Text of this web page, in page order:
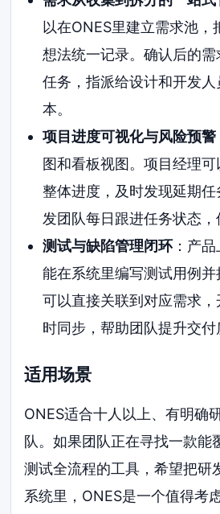
以在ONES里建立需求池，
想法统一记录。确认后的
任务，指派给设计和开发
本。
项目进度可视化与风险预警
图和看板视图。项目经理
整体进度，及时发现延期
发团队每日跟进任务状态，
测试与缺陷管理闭环：产品
能在系统里编写测试用例
可以直接关联到对应需求
时同步，帮助团队提升交付
适用场景
ONES适合十人以上、有明确
队。如果团队正在寻找一款能
测试全流程的工具，希望把研
系统里，ONES是一个值得考